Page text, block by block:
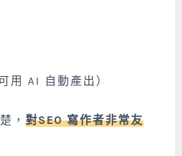
用 AI 自動產出）
， 對SEO 寫作者非常友